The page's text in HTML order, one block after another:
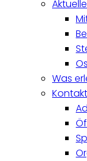
Was